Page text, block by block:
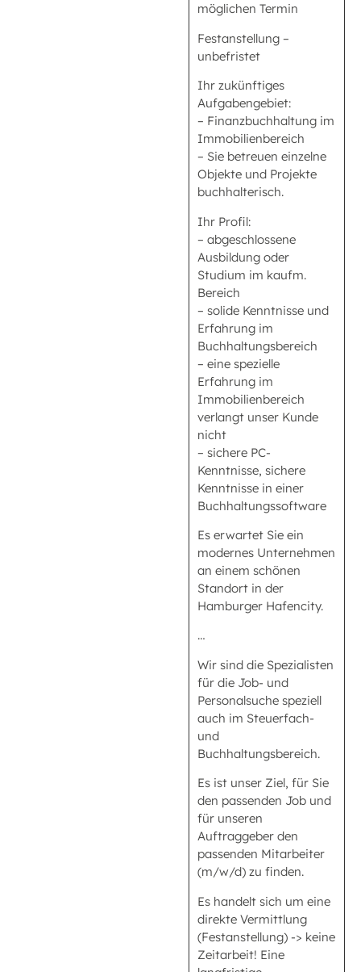
möglichen Termin
Festanstellung –
unbefristet
Ihr zukünftiges
Aufgabengebiet:
– Finanzbuchhaltung im
Immobilienbereich
– Sie betreuen einzelne
Objekte und Projekte
buchhalterisch.
Ihr Profil:
– abgeschlossene
Ausbildung oder
Studium im kaufm.
Bereich
– solide Kenntnisse und
Erfahrung im
Buchhaltungsbereich
– eine spezielle
Erfahrung im
Immobilienbereich
verlangt unser Kunde
nicht
– sichere PC-
Kenntnisse, sichere
Kenntnisse in einer
Buchhaltungssoftware
Es erwartet Sie ein
modernes Unternehmen
an einem schönen
Standort in der
Hamburger Hafencity.
…
Wir sind die Spezialisten
für die Job- und
Personalsuche speziell
auch im Steuerfach-
und
Buchhaltungsbereich.
Es ist unser Ziel, für Sie
den passenden Job und
für unseren
Auftraggeber den
passenden Mitarbeiter
(m/w/d) zu finden.
Es handelt sich um eine
direkte Vermittlung
(Festanstellung) -> keine
Zeitarbeit! Eine